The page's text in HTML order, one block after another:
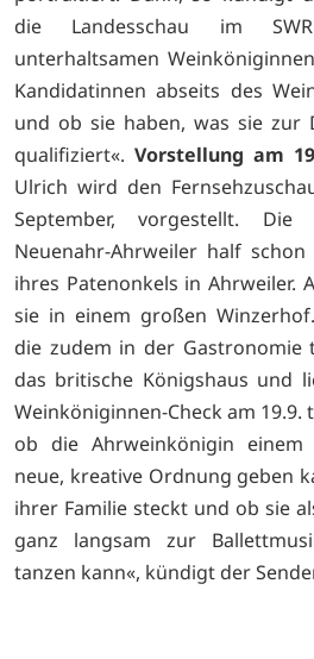
die Landesschau im
unterhaltsamen
Kandidatinnen abseits des
und ob sie haben, was sie zur
qualifiziert«. Vorstellung am
Ulrich wird den
September, vorgestellt. Die
Neuenahr-Ahrweiler half
ihres Patenonkels in Ahrweiler.
sie in einem großen
die zudem in der
das britische Königshaus und
Weinköniginnen-Check am 19.9.
ob die Ahrweinkönigin einem
neue, kreative Ordnung geben
ihrer Familie steckt und ob sie
ganz langsam zur
tanzen kann«, kündigt der